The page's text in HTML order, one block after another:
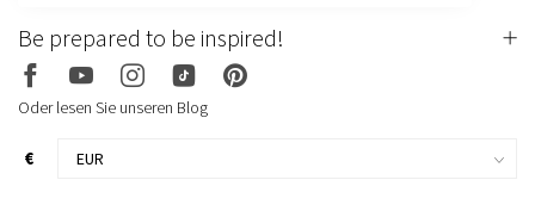
Be prepared to be inspired!
Oder lesen Sie unseren Blog
€